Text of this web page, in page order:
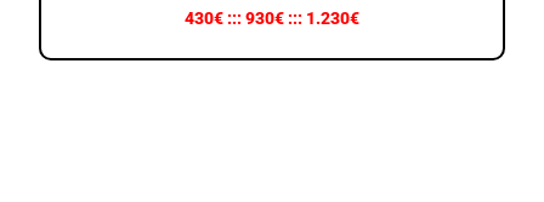
430€ ::: 930€ ::: 1.230€